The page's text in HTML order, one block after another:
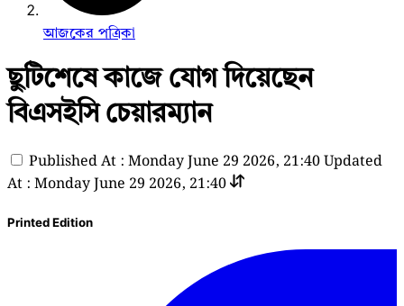
আজকের পত্রিকা
ছুটিশেষে কাজে যোগ দিয়েছেন
বিএসইসি চেয়ারম্যান
Published At : Monday June 29 2026, 21:40Updated
At : Monday June 29 2026, 21:40
Printed Edition